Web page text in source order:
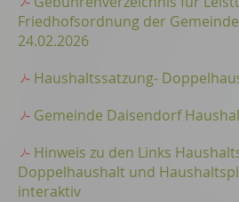
Friedhofsordnung der
24.02.2026
Haushaltssatzung-
Gemeinde Daisendorf
Hinweis zu den Links
Doppelhaushalt und
interaktiv